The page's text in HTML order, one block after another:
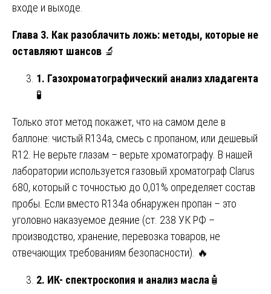
входе и выходе.
Глава 3. Как разоблачить ложь: методы, которые не
оставляют шансов 🔬
1. Газохроматографический анализ хладагента
🧪
Только этот метод покажет, что на самом деле в
баллоне: чистый R134a, смесь с пропаном, или дешевый
R12. Не верьте глазам – верьте хроматографу. В нашей
лаборатории используется газовый хроматограф Clarus
680, который с точностью до 0,01% определяет состав
пробы. Если вместо R134a обнаружен пропан – это
уголовно наказуемое деяние (ст. 238 УК РФ –
производство, хранение, перевозка товаров, не
отвечающих требованиям безопасности). 🔥
2. ИК- спектроскопия и анализ масла 🧴